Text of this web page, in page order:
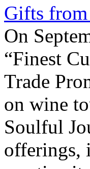
Gifts
On
“Finest
Trade
on wine
Soulful
offerings,